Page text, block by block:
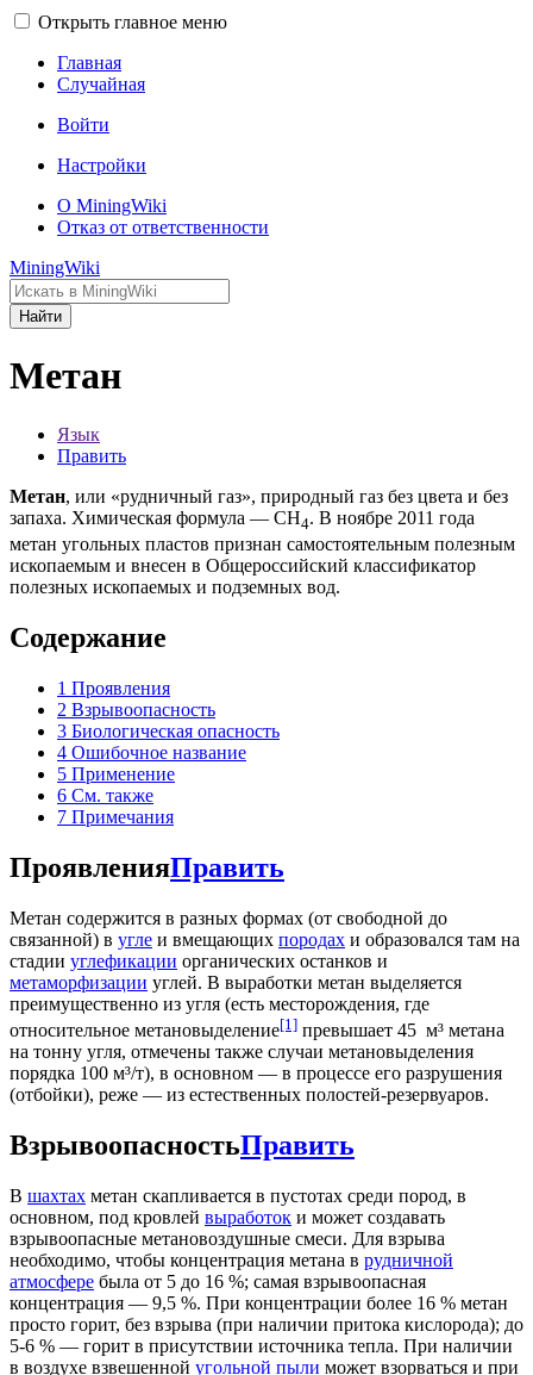
Открыть главное меню
Главная
Случайная
Войти
Настройки
О MiningWiki
Отказ от ответственности
MiningWiki
Найти
Метан
Язык
Править
Метан, или «рудничный газ», природный газ без цвета и без
запаха. Химическая формула — CH4. В ноябре 2011 года
метан угольных пластов признан самостоятельным полезным
ископаемым и внесен в Общероссийский классификатор
полезных ископаемых и подземных вод.
Содержание
1 Проявления
2 Взрывоопасность
3 Биологическая опасность
4 Ошибочное название
5 Применение
6 См. также
7 Примечания
ПроявленияПравить
Метан содержится в разных формах (от свободной до
связанной) в угле и вмещающих породах и образовался там на
стадии углефикации органических останков и
метаморфизации углей. В выработки метан выделяется
преимущественно из угля (есть месторождения, где
относительное метановыделение[1] превышает 45 м³ метана
на тонну угля, отмечены также случаи метановыделения
порядка 100 м³/т), в основном — в процессе его разрушения
(отбойки), реже — из естественных полостей-резервуаров.
ВзрывоопасностьПравить
В шахтах метан скапливается в пустотах среди пород, в
основном, под кровлей выработок и может создавать
взрывоопасные метановоздушные смеси. Для взрыва
необходимо, чтобы концентрация метана в рудничной
атмосфере была от 5 до 16 %; самая взрывоопасная
концентрация — 9,5 %. При концентрации более 16 % метан
просто горит, без взрыва (при наличии притока кислорода); до
5-6 % — горит в присутствии источника тепла. При наличии
в воздухе взвешенной угольной пыли может взорваться и при